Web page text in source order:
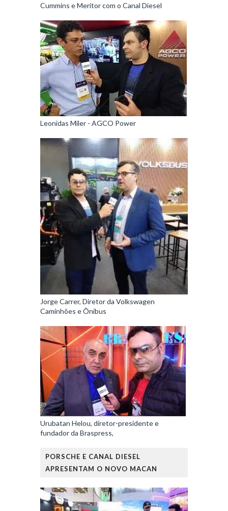
Cummins e Meritor com o Canal Diesel
Leonidas Miler - AGCO Power
Jorge Carrer, Diretor da Volkswagen
Caminhões e Ônibus
Urubatan Helou, diretor-presidente e
fundador da Braspress,
PORSCHE E CANAL DIESEL
APRESENTAM O NOVO MACAN